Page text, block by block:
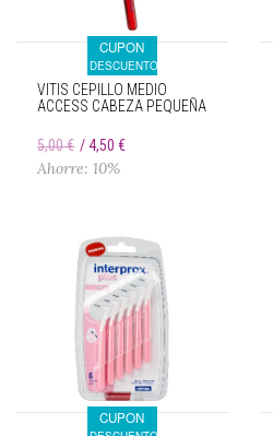
CUPON
DESCUENTO
VITIS CEPILLO MEDIO
ACCESS CABEZA PEQUEÑA
5,00 € 4,50 €
Ahorre: 10%
CUPON